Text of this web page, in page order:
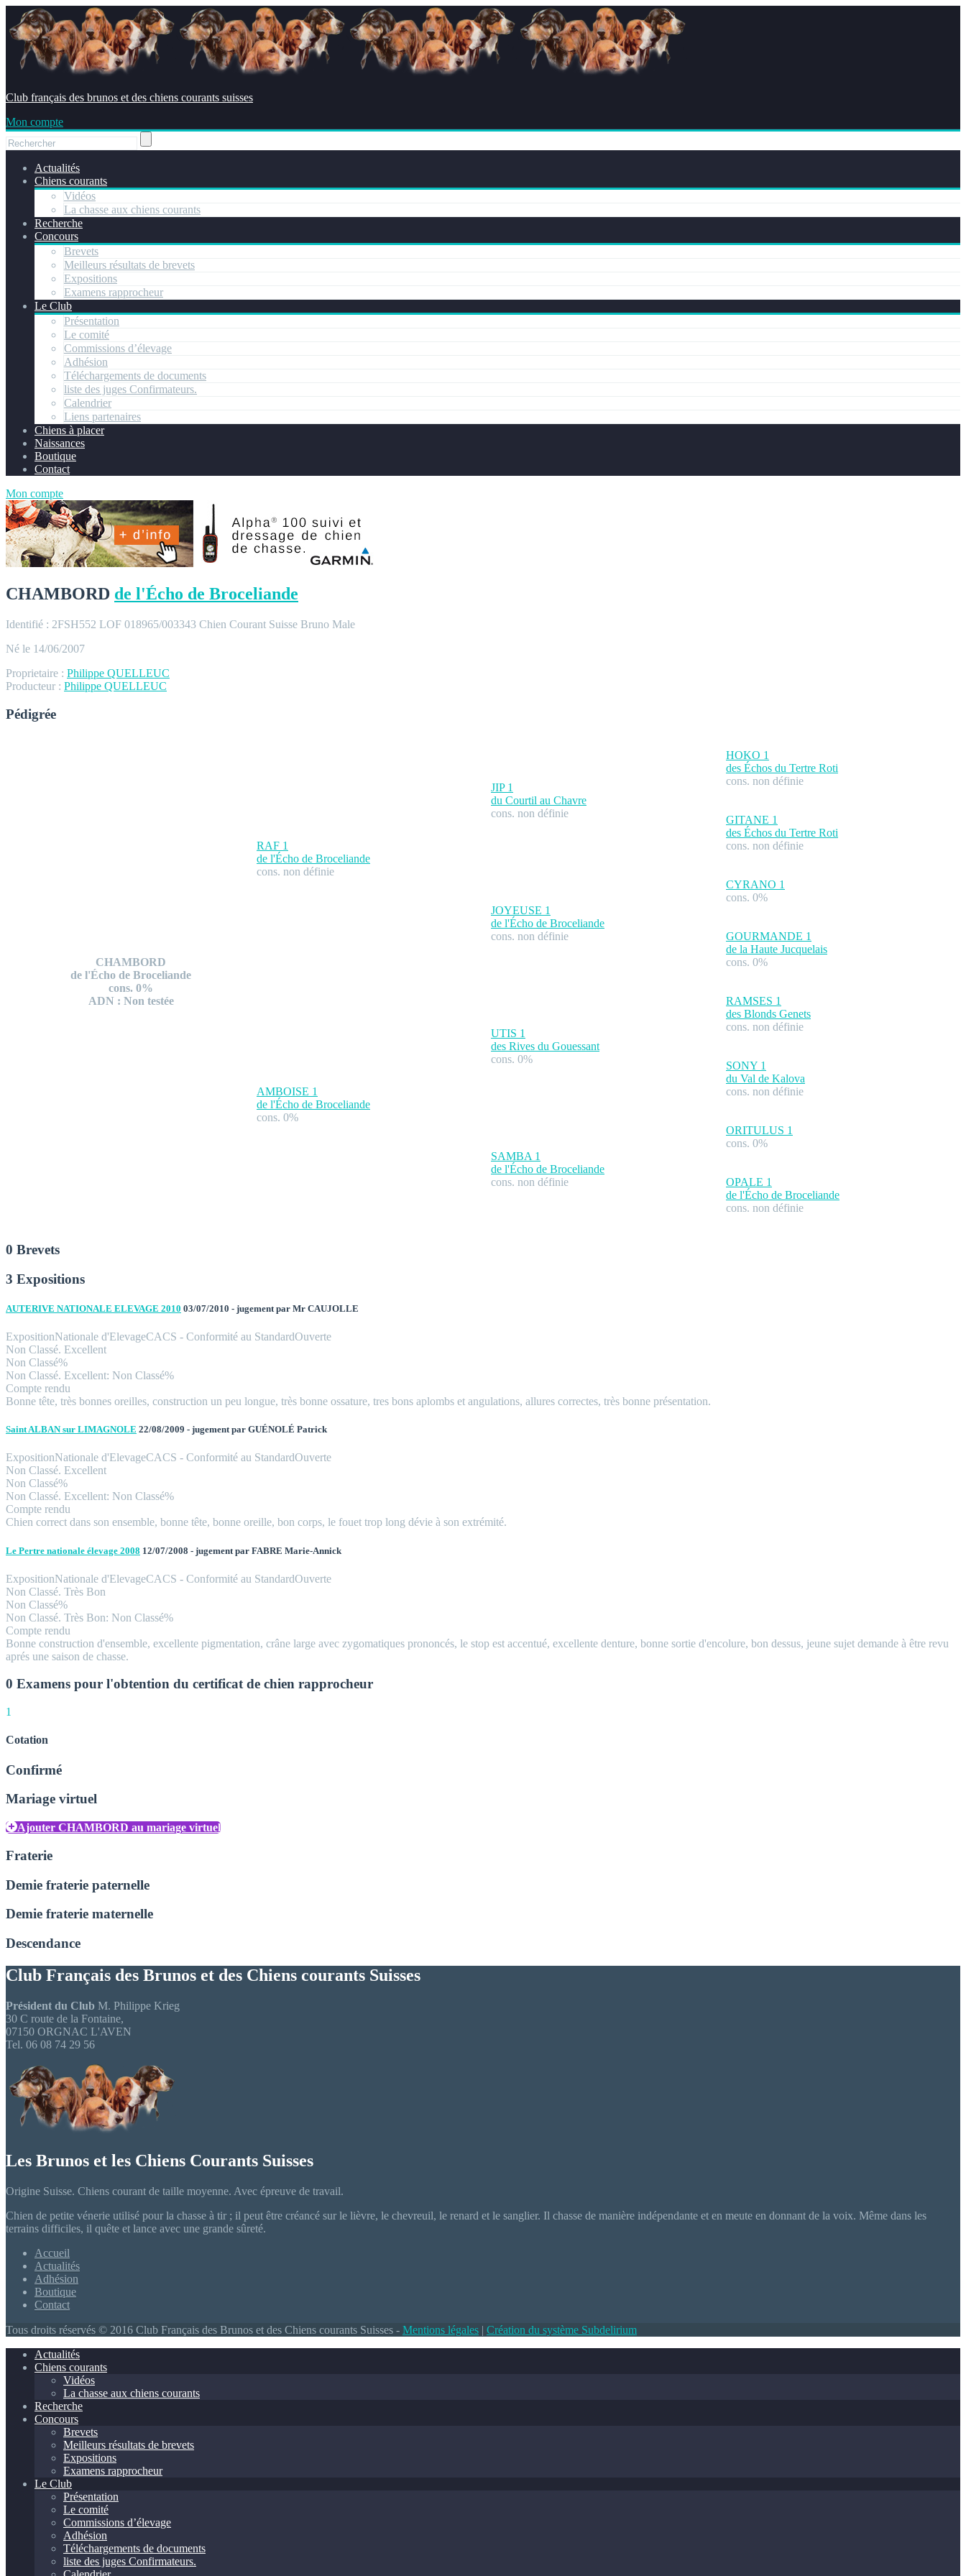
Club français des brunos et des chiens courants suisses
Mon compte
Actualités
Chiens courants
Vidéos
La chasse aux chiens courants
Recherche
Concours
Brevets
Meilleurs résultats de brevets
Expositions
Examens rapprocheur
Le Club
Présentation
Le comité
Commissions d’élevage
Adhésion
Téléchargements de documents
liste des juges Confirmateurs.
Calendrier
Liens partenaires
Chiens à placer
Naissances
Boutique
Contact
Mon compte
CHAMBORD de l'Écho de Broceliande
Identifié : 2FSH552 LOF 018965/003343 Chien Courant Suisse Bruno Male
Né le 14/06/2007
Proprietaire : Philippe QUELLEUC
Producteur : Philippe QUELLEUC
Pédigrée
CHAMBORD
de l'Écho de Broceliande
cons. 0%
ADN : Non testée
RAF 1
de l'Écho de Broceliande
cons. non définie
JIP 1
du Courtil au Chavre
cons. non définie
HOKO 1
des Échos du Tertre Roti
cons. non définie
GITANE 1
des Échos du Tertre Roti
cons. non définie
JOYEUSE 1
de l'Écho de Broceliande
cons. non définie
CYRANO 1
cons. 0%
GOURMANDE 1
de la Haute Jucquelais
cons. 0%
AMBOISE 1
de l'Écho de Broceliande
cons. 0%
UTIS 1
des Rives du Gouessant
cons. 0%
RAMSES 1
des Blonds Genets
cons. non définie
SONY 1
du Val de Kalova
cons. non définie
SAMBA 1
de l'Écho de Broceliande
cons. non définie
ORITULUS 1
cons. 0%
OPALE 1
de l'Écho de Broceliande
cons. non définie
0 Brevets
3 Expositions
AUTERIVE NATIONALE ELEVAGE 2010 03/07/2010 - jugement par Mr CAUJOLLE
ExpositionNationale d'ElevageCACS - Conformité au StandardOuverte
Non Classé. Excellent
Non Classé%
Non Classé. Excellent: Non Classé%
Compte rendu
Bonne tête, très bonnes oreilles, construction un peu longue, très bonne ossature, tres bons aplombs et angulations, allures correctes, très bonne présentation.
Saint ALBAN sur LIMAGNOLE 22/08/2009 - jugement par GUÉNOLÉ Patrick
ExpositionNationale d'ElevageCACS - Conformité au StandardOuverte
Non Classé. Excellent
Non Classé%
Non Classé. Excellent: Non Classé%
Compte rendu
Chien correct dans son ensemble, bonne tête, bonne oreille, bon corps, le fouet trop long dévie à son extrémité.
Le Pertre nationale élevage 2008 12/07/2008 - jugement par FABRE Marie-Annick
ExpositionNationale d'ElevageCACS - Conformité au StandardOuverte
Non Classé. Très Bon
Non Classé%
Non Classé. Très Bon: Non Classé%
Compte rendu
Bonne construction d'ensemble, excellente pigmentation, crâne large avec zygomatiques prononcés, le stop est accentué, excellente denture, bonne sortie d'encolure, bon dessus, jeune sujet demande à être revu
aprés une saison de chasse.
0 Examens pour l'obtention du certificat de chien rapprocheur
1
Cotation
Confirmé
Mariage virtuel
Ajouter CHAMBORD au mariage virtuel
Fraterie
Demie fraterie paternelle
Demie fraterie maternelle
Descendance
Club Français des Brunos et des Chiens courants Suisses
Président du Club M. Philippe Krieg
30 C route de la Fontaine,
07150 ORGNAC L'AVEN
Tel. 06 08 74 29 56
Les Brunos et les Chiens Courants Suisses
Origine Suisse. Chiens courant de taille moyenne. Avec épreuve de travail.
Chien de petite vénerie utilisé pour la chasse à tir ; il peut être créancé sur le lièvre, le chevreuil, le renard et le sanglier. Il chasse de manière indépendante et en meute en donnant de la voix. Même dans les
terrains difficiles, il quête et lance avec une grande sûreté.
Accueil
Actualités
Adhésion
Boutique
Contact
Tous droits réservés © 2016 Club Français des Brunos et des Chiens courants Suisses - Mentions légales | Création du système Subdelirium
Actualités
Chiens courants
Vidéos
La chasse aux chiens courants
Recherche
Concours
Brevets
Meilleurs résultats de brevets
Expositions
Examens rapprocheur
Le Club
Présentation
Le comité
Commissions d’élevage
Adhésion
Téléchargements de documents
liste des juges Confirmateurs.